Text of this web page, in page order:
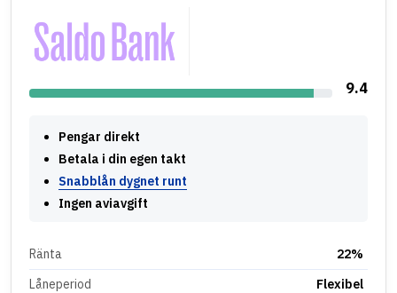
9.4
Pengar direkt
Betala i din egen takt
Snabblån dygnet runt
Ingen aviavgift
Ränta
22%
Låneperiod
Flexibel